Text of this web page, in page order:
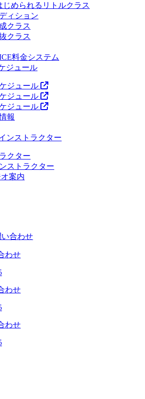
じめられるリトルクラス
ィション
クラス
クラス
料金システム
ジュール
ジュール
ジュール
ジュール
報
ンストラクター
クター
ストラクター
案内
い合わせ
わせ
わせ
わせ